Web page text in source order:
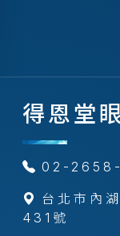
得恩堂
02-
台北市內
431號